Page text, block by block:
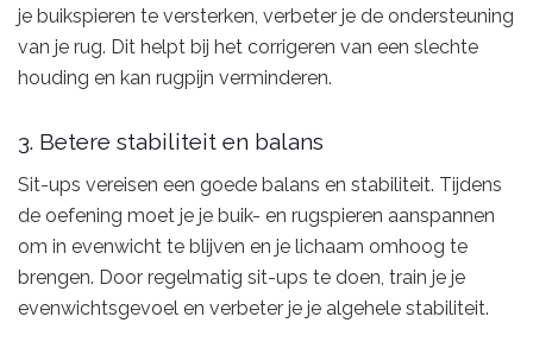
je buikspieren te versterken, verbeter je de ondersteuning
van je rug. Dit helpt bij het corrigeren van een slechte
houding en kan rugpijn verminderen.
3. Betere stabiliteit en balans
Sit-ups vereisen een goede balans en stabiliteit. Tijdens
de oefening moet je je buik- en rugspieren aanspannen
om in evenwicht te blijven en je lichaam omhoog te
brengen. Door regelmatig sit-ups te doen, train je je
evenwichtsgevoel en verbeter je je algehele stabiliteit.